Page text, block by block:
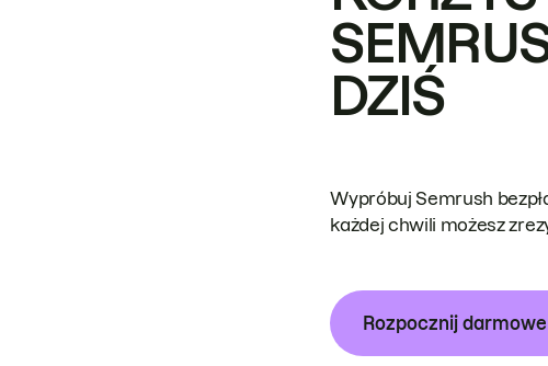
DZIŚ
Wypróbuj Semrush
każdej chwili możesz
Rozpocznij